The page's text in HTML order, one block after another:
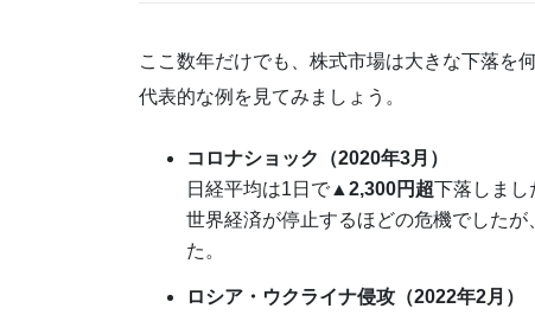
ここ数年だけでも、株式市場は大きな下落を
代表的な例を見てみましょう。
コロナショック（2020年3月）
日経平均は1日で ▲2,300円超下落しまし
世界経済が停止するほどの危機でした
た。
ロシア・ウクライナ侵攻（2022年2月）